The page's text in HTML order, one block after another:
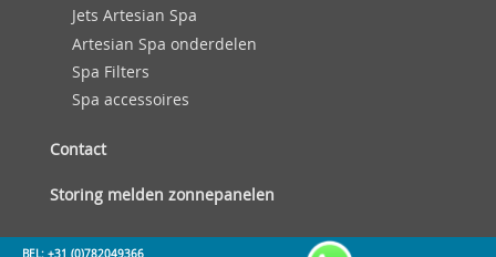
Jets Artesian Spa
Artesian Spa onderdelen
Spa Filters
Spa accessoires
Contact
Storing melden zonnepanelen
BEL: +31 (0)782049366